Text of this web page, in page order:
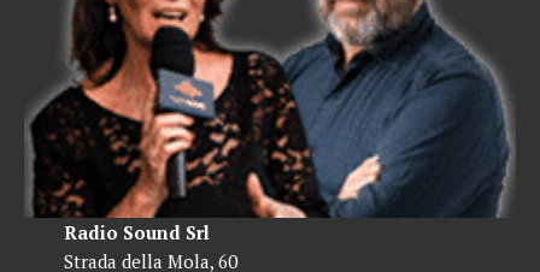
Radio Sound Srl
Strada della Mola, 60